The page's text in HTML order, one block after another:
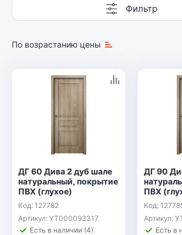
Фильтр
По возрастанию цены
ДГ 60 Дива 2 дуб шале
натуральный, покрытие
ПВХ (глухое)
Код: 127782
Артикул: УТ000093317
Есть в наличии (4)
ДГ 90
ПВХ
Код:
Артикул:
Есть в